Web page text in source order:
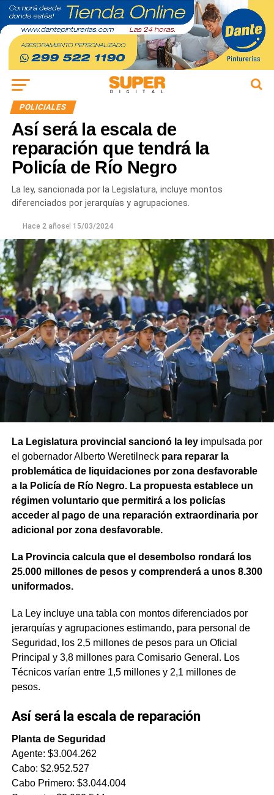
POLICIALES
Así será la escala de
reparación que tendrá la
Policía de Río Negro
La ley, sancionada por la Legislatura, incluye montos
diferenciados por jerarquías y agrupaciones.
Hace 2 añosel 15/03/2024
La Legislatura provincial sancionó la ley impulsada por
el gobernador Alberto Weretilneck para reparar la
problemática de liquidaciones por zona desfavorable
a la Policía de Río Negro. La propuesta establece un
régimen voluntario que permitirá a los policías
acceder al pago de una reparación extraordinaria por
adicional por zona desfavorable.
La Provincia calcula que el desembolso rondará los
25.000 millones de pesos y comprenderá a unos 8.300
uniformados.
La Ley incluye una tabla con montos diferenciados por
jerarquías y agrupaciones estimando, para personal de
Seguridad, los 2,5 millones de pesos para un Oficial
Principal y 3,8 millones para Comisario General. Los
Técnicos varían entre 1,5 millones y 2,1 millones de
pesos.
Así será la escala de reparación
Planta de Seguridad
Agente: $3.004.262
Cabo: $2.952.527
Cabo Primero: $3.044.004